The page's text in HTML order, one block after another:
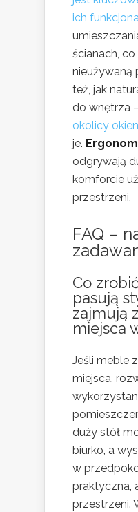
ich
ścianach,
nieużywaną
też, jak
do wnętrza
okolicy
je.
odgrywają
komforcie
przestrzeni.
FAQ –
Co
pasują
zajmują
miejsca
Jeśli meble
miejsca,
duży stół
biurko, a
w
praktyczna,
przestrzeni.